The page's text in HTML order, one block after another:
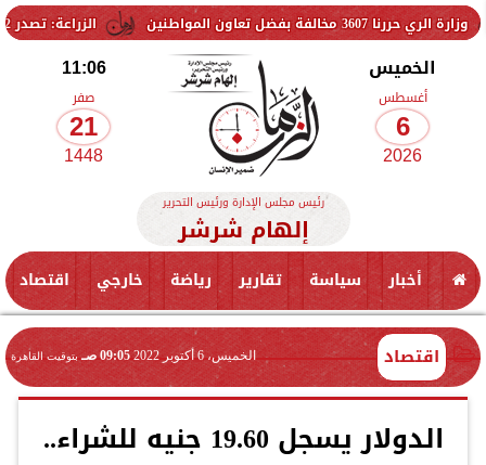
الزراعة: تصدر 712 ترخيص تشغيل جديد لمشروعات الثروة الحيوانية والداجنة.. وتسجيل 832 مخلوط أعلاف
الخميس
أغسطس
6
2026
11:06
صفر
21
1448
رئيس مجلس الإدارة ورئيس التحرير
إلهام شرشر
أخبار سياسة تقارير رياضة خارجي اقتصاد
اقتصاد الخميس، 6 أكتوبر 2022 09:05 صـ بتوقيت القاهرة
الدولار يسجل 19.60 جنيه للشراء..